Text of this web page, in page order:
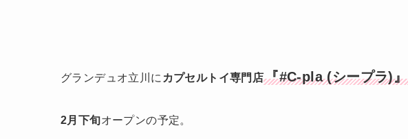
グランデュオ立川に カプセルトイ専門店『#C-pla (シープラ)』
2月下旬オープンの予定。